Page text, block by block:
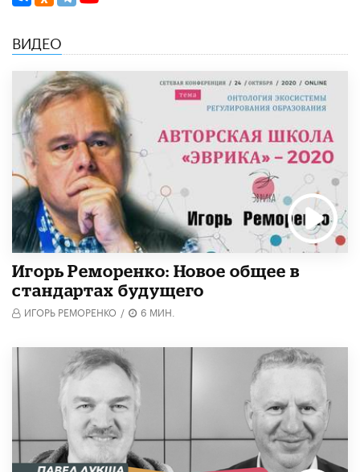
ВИДЕО
Игорь Реморенко: Новое общее в
стандартах будущего
ИГОРЬ РЕМОРЕНКО / 6 МИН.